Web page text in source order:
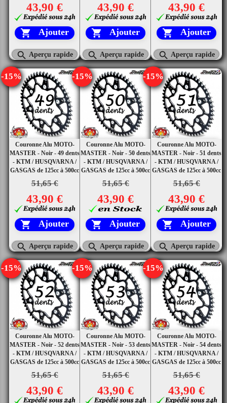
43,90 €
 Ajouter
 Aperçu rapide
43,90 €
 Ajouter
 Aperçu rapide
43,90 €
 Ajouter
 Aperçu rapide
Couronne Alu MOTO-
MASTER - Noir - 49 dents
- KTM / HUSQVARNA /
GASGAS de 125cc à 500cc
51,65 €
-15%
43,90 €
 Ajouter
 Aperçu rapide
Couronne Alu MOTO-
MASTER - Noir - 50 dents
- KTM / HUSQVARNA /
GASGAS de 125cc à 500cc
51,65 €
-15%
43,90 €
 Ajouter
 Aperçu rapide
Couronne Alu MOTO-
MASTER - Noir - 51 dents
- KTM / HUSQVARNA /
GASGAS de 125cc à 500cc
51,65 €
-15%
43,90 €
 Ajouter
 Aperçu rapide
Couronne Alu MOTO-
MASTER - Noir - 52 dents
- KTM / HUSQVARNA /
GASGAS de 125cc à 500cc
51,65 €
-15%
43,90 €
Couronne Alu MOTO-
MASTER - Noir - 53 dents
- KTM / HUSQVARNA /
GASGAS de 125cc à 500cc
51,65 €
-15%
43,90 €
Couronne Alu MOTO-
MASTER - Noir - 54 dents
- KTM / HUSQVARNA /
GASGAS de 125cc à 500cc
51,65 €
-15%
43,90 €